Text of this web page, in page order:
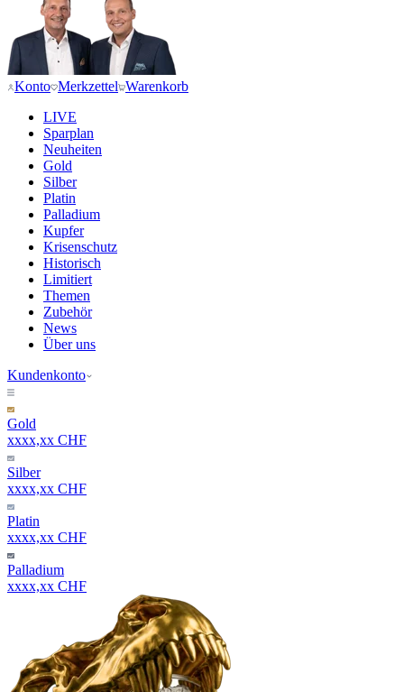
Konto Merkzettel Warenkorb
LIVE
Sparplan
Neuheiten
Gold
Silber
Platin
Palladium
Kupfer
Krisenschutz
Historisch
Limitiert
Themen
Zubehör
News
Über uns
Kundenkonto
Gold
xxxx,xx CHF
Silber
xxxx,xx CHF
Platin
xxxx,xx CHF
Palladium
xxxx,xx CHF